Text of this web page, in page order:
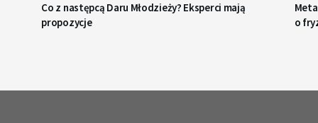
Co z następcą Daru Młodzieży? Eksperci mają
propozycje
o